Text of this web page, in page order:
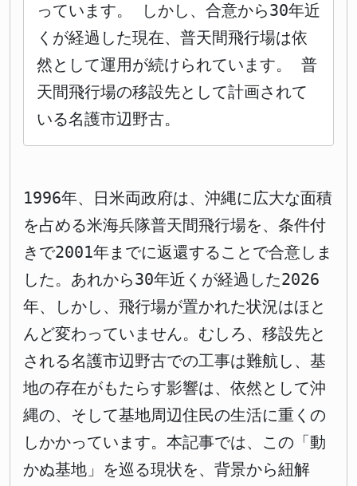
っています。 しかし、合意から30年近
くが経過した現在、普天間飛行場は依
然として運用が続けられています。 普
天間飛行場の移設先として計画されて
いる名護市辺野古。
1996年、日米両政府は、沖縄に広大な面積
を占める米海兵隊普天間飛行場を、条件付
きで2001年までに返還することで合意しま
した。あれから30年近くが経過した2026
年、しかし、飛行場が置かれた状況はほと
んど変わっていません。むしろ、移設先と
される名護市辺野古での工事は難航し、基
地の存在がもたらす影響は、依然として沖
縄の、そして基地周辺住民の生活に重くの
しかかっています。本記事では、この「動
かぬ基地」を巡る現状を、背景から紐解